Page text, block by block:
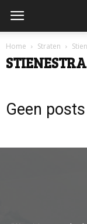
Home Straten
Geen